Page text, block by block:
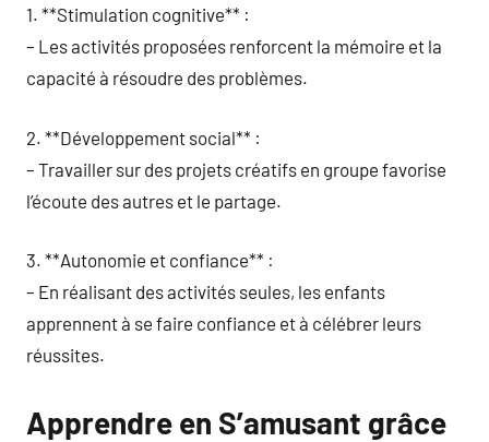
1. **Stimulation cognitive** :
– Les activités proposées renforcent la mémoire et la
capacité à résoudre des problèmes.
2. **Développement social** :
– Travailler sur des projets créatifs en groupe favorise
l’écoute des autres et le partage.
3. **Autonomie et confiance** :
– En réalisant des activités seules, les enfants
apprennent à se faire confiance et à célébrer leurs
réussites.
Apprendre en S’amusant grâce